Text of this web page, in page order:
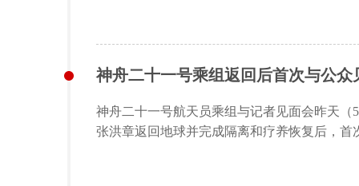
神舟二十一号乘组返回后首次与公众
神舟二十一号航天员乘组与记者见面会昨天
张洪章返回地球并完成隔离和疗养恢复后，